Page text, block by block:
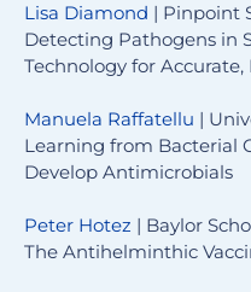
Lisa Diamond | Pinpoint
Detecting Pathogens in
Technology for
Manuela Raffatellu |
Learning from Bacterial
Develop Antimicrobials
Peter Hotez | Baylor
The Antihelminthic